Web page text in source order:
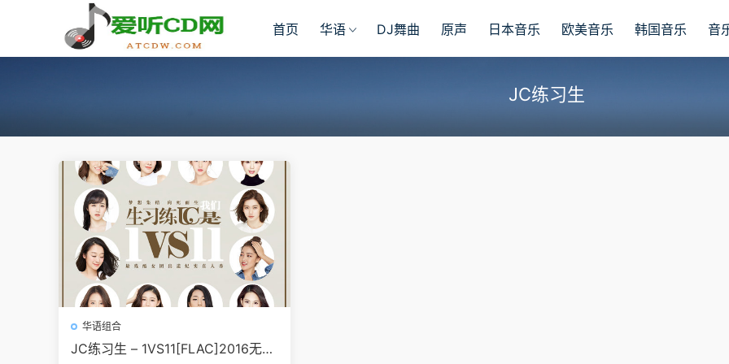
首页 华语 DJ舞曲 原声 日本音乐 欧美音乐 韩国音乐 音
JC练习生
华语组合
JC练习生 – 1VS11[FLAC]2016无损